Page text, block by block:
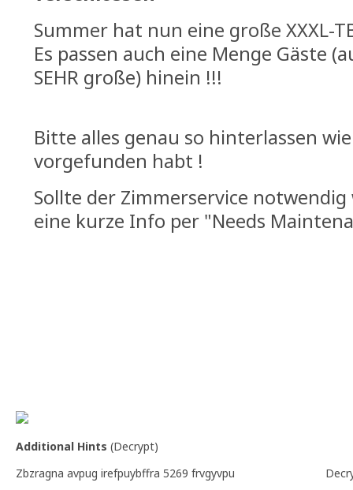
Summer hat nun eine große XXXL-
Es passen auch eine Menge Gäste
SEHR große) hinein !!!
Bitte alles genau so hinterlassen
vorgefunden habt !
Sollte der Zimmerservice
eine kurze Info per "Needs
Additional Hints (Decrypt)
Zbzragna avpug irefpuybffra 5269 frvgyvpu